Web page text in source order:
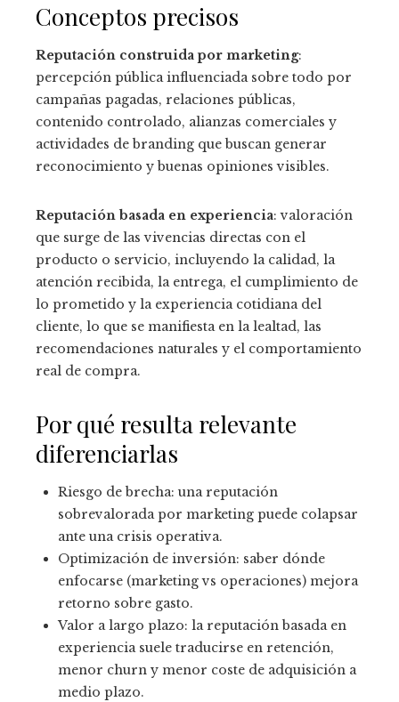
Conceptos precisos
Reputación construida por marketing:
percepción pública influenciada sobre todo por
campañas pagadas, relaciones públicas,
contenido controlado, alianzas comerciales y
actividades de branding que buscan generar
reconocimiento y buenas opiniones visibles.
Reputación basada en experiencia: valoración
que surge de las vivencias directas con el
producto o servicio, incluyendo la calidad, la
atención recibida, la entrega, el cumplimiento de
lo prometido y la experiencia cotidiana del
cliente, lo que se manifiesta en la lealtad, las
recomendaciones naturales y el comportamiento
real de compra.
Por qué resulta relevante
diferenciarlas
Riesgo de brecha: una reputación
sobrevalorada por marketing puede colapsar
ante una crisis operativa.
Optimización de inversión: saber dónde
enfocarse (marketing vs operaciones) mejora
retorno sobre gasto.
Valor a largo plazo: la reputación basada en
experiencia suele traducirse en retención,
menor churn y menor coste de adquisición a
medio plazo.